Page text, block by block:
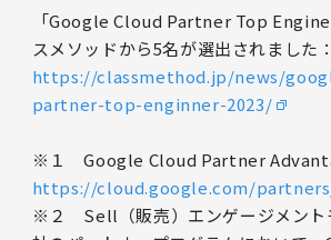
「Google Cloud Partner Top
スメソッドから5名が選出されました：
https://classmethod.jp/news/
partner-top-enginner-2023/
※１ Google Cloud Partner
https://cloud.google.com/
※２ Sell（販売）エンゲージメント